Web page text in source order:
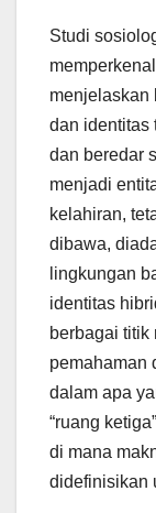
Studi
menjelaskan
dan identitas
dan beredar
menjadi
kelahiran,
dibawa,
lingkungan
identitas
berbagai titik
pemahaman
dalam apa
“ruang
di mana
didefinisikan